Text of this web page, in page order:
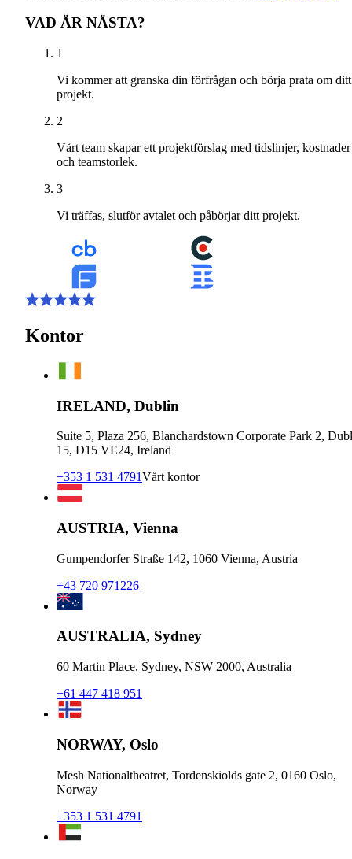
VAD ÄR NÄSTA?
1
Vi kommer att granska din förfrågan och börja prata om ditt
projekt.
2
Vårt team skapar ett projektförslag med tidslinjer, kostnader
och teamstorlek.
3
Vi träffas, slutför avtalet och påbörjar ditt projekt.
Kontor
IRELAND, Dublin
Suite 5, Plaza 256, Blanchardstown Corporate Park 2,
15, D15 VE24, Ireland
+353 1 531 4791Vårt kontor
AUSTRIA, Vienna
Gumpendorfer Straße 142, 1060 Vienna, Austria
+43 720 971226
AUSTRALIA, Sydney
60 Martin Place, Sydney, NSW 2000, Australia
+61 447 418 951
NORWAY, Oslo
Mesh Nationaltheatret, Tordenskiolds gate 2, 0160 Oslo,
Norway
+353 1 531 4791